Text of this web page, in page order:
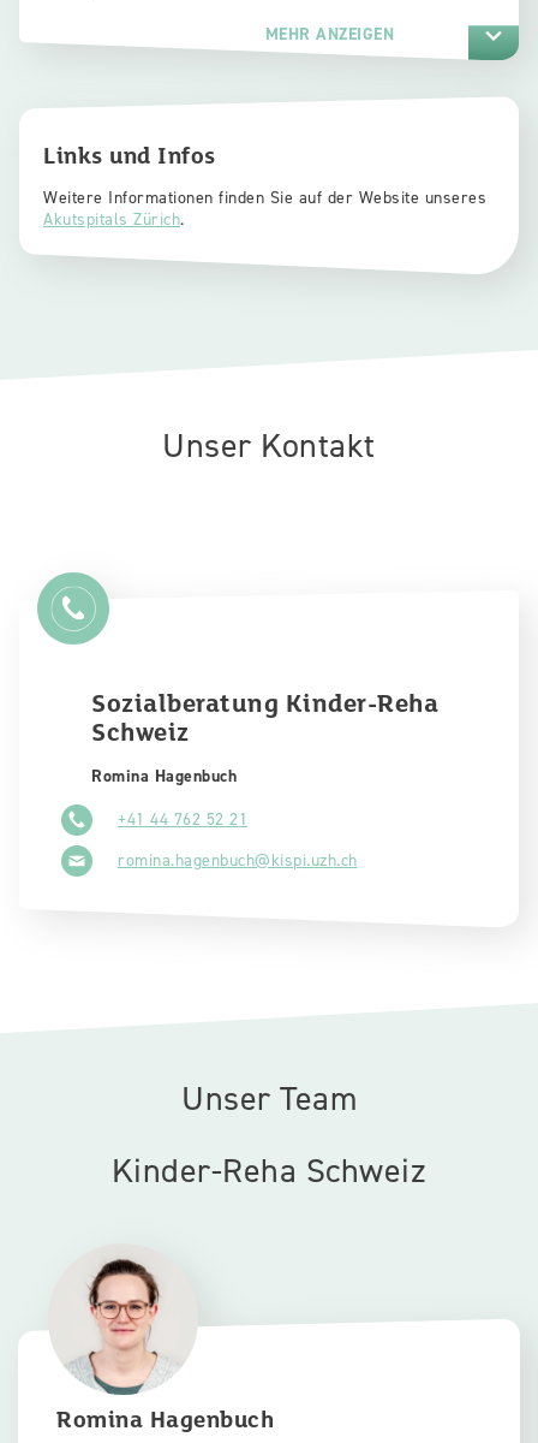
MEHR ANZEIGEN
Links und Infos
Weitere Informationen finden Sie auf der Website unseres
Akutspitals Zürich.
Unser Kontakt
Sozialberatung Kinder-Reha
Schweiz
Romina Hagenbuch
+41 44 762 52 21
romina.hagenbuch@kispi.uzh.ch
Unser Team
Kinder-Reha Schweiz
Romina Hagenbuch